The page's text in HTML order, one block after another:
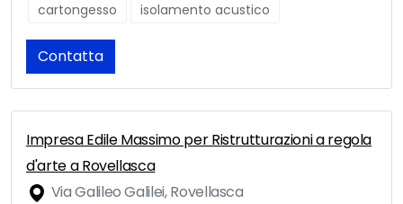
cartongesso isolamento acustico
Contatta
Impresa Edile Massimo per Ristrutturazioni a regola
d'arte a Rovellasca
Via Galileo Galilei, Rovellasca